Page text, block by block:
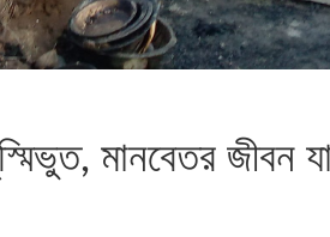
মানবেতর জীবন